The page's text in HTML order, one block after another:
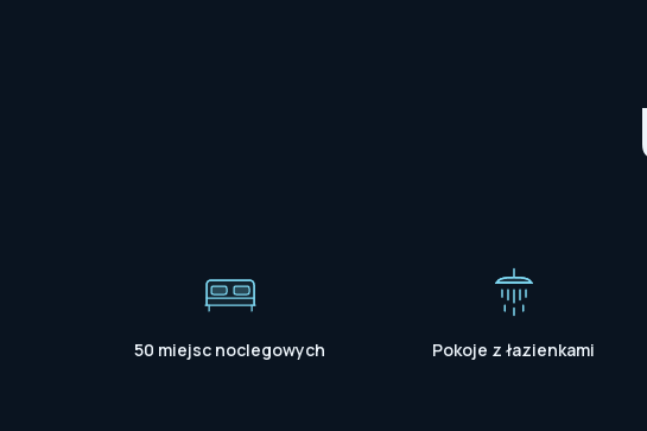
50 miejsc noclegowych Pokoje z łazienkami